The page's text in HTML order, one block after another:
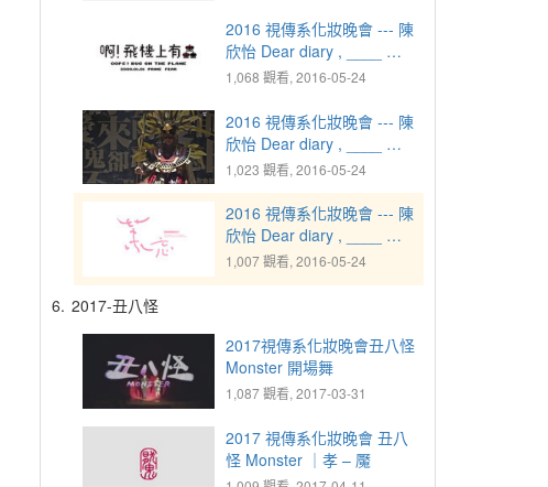
2016 視傳系化妝晚會 --- 陳
欣怡 Dear diary , ____ ｜
2000.01.01 恐懼 - 啊！飛
1,068 觀看, 2016-05-24
2016 視傳系化妝晚會 --- 陳
欣怡 Dear diary , ____ ｜
2012.12.21 傻眼 - 某紀某
1,023 觀看, 2016-05-24
2016 視傳系化妝晚會 --- 陳
欣怡 Dear diary , ____ ｜
2036.04.03 雀躍 - 茉忘
1,007 觀看, 2016-05-24
6. 2017-丑八怪
2017視傳系化妝晚會丑八怪
Monster 開場舞
1,087 觀看, 2017-03-31
2017 視傳系化妝晚會 丑八
怪 Monster ｜孝 – 魘